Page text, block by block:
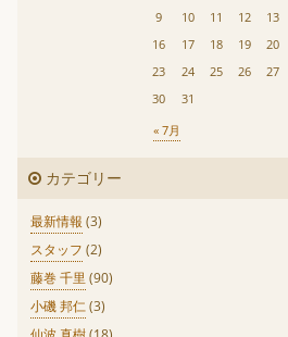
« 7月
9
10 11 12 13
16
17 18 19 20
23
24 25 26 27
30
31
カテゴリー
最新情報 (3)
スタッフ (2)
藤巻 千里 (90)
小磯 邦仁(3)